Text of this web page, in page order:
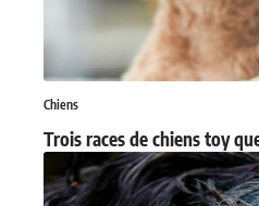
Chiens
Trois races de chiens toy